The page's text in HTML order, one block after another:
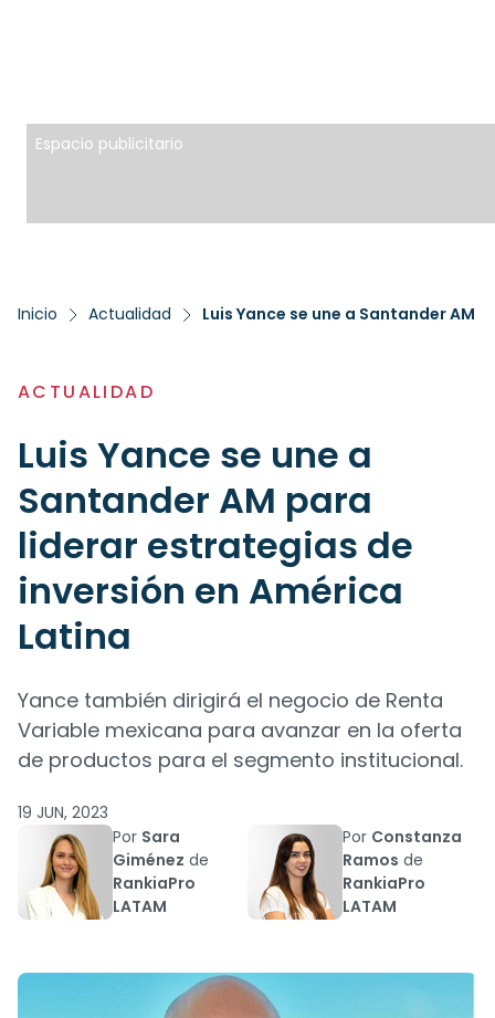
Espacio publicitario
Inicio Actualidad Luis Yance se une a Santander
ACTUALIDAD
Luis Yance se une a
Santander AM para
liderar estrategias de
inversión en América
Latina
Yance también dirigirá el negocio de Renta
Variable mexicana para avanzar en la oferta
de productos para el segmento institucional.
19 JUN, 2023
Por Sara
Giménez de
RankiaPro
LATAM
Por Constanza
Ramos de
RankiaPro
LATAM